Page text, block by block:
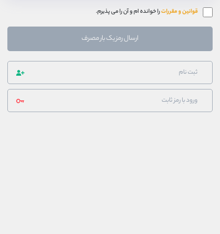
قوانین و مقرراترا خوانده ام و آن را می پذیرم.
ارسال رمز یک بار مصرف
ثبت نام
ورود با رمز ثابت